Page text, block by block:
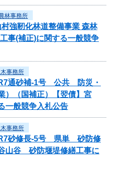
林事務所
村強靭化林道整備事業 森林
事(補正)に関する一般競争
事務所
R7通砂補-1号 公共 防災・
）（国補正）【翌債】宮
一般競争入札公告
事務所
R7砂修長-5号 県単 砂防修
山谷 砂防堰堤修繕工事に